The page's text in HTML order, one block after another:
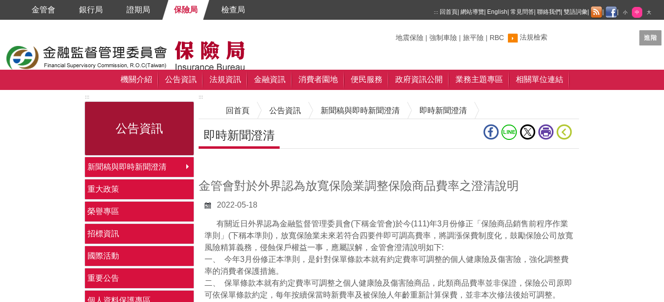
跳到主要內容區塊
金管會 銀行局 證期局 保險局 檢查局 ::: 回首頁 網站導覽 English 常見問答 聯絡我們 雙語詞彙 小 中 大
搜尋
搜尋
關鍵字
地震保險 強制車險 旅平險 RBC 法規檢索
機關介紹 公告資訊 法規資訊 金融資訊 消費者園地 便民服務 政府資訊公開 業務主題專區 相關單位連結
:::
公告資訊
新聞稿與即時新聞澄清
重大政策
榮譽專區
招標資訊
國際活動
重要公告
個人資料保護專區
:::
回首頁 公告資訊 新聞稿與即時新聞澄清 即時新聞澄清
即時新聞澄清
金管會對於外界認為放寬保險業調整保險商品費率之澄清說明
2022-05-18
有關近日外界認為金融監督管理委員會(下稱金管會)於今(111)年3月份修正「保險商品銷售前程序作業
準則」(下稱本準則)，放寬保險業未來若符合四要件即可調高費率，將調漲保費制度化，鼓勵保險公司放寬
風險精算義務，侵蝕保戶權益一事，應屬誤解，金管會澄清說明如下:
一、 今年3月份修正本準則，是針對保單條款本就有約定費率可調整的個人健康險及傷害險，強化調整費
率的消費者保護措施。
二、 保單條款本就有約定費率可調整之個人健康險及傷害險商品，此類商品費率並非保證，保險公司原即
可依保單條款約定，每年按續保當時新費率及被保險人年齡重新計算保費，並非本次修法後始可調整。